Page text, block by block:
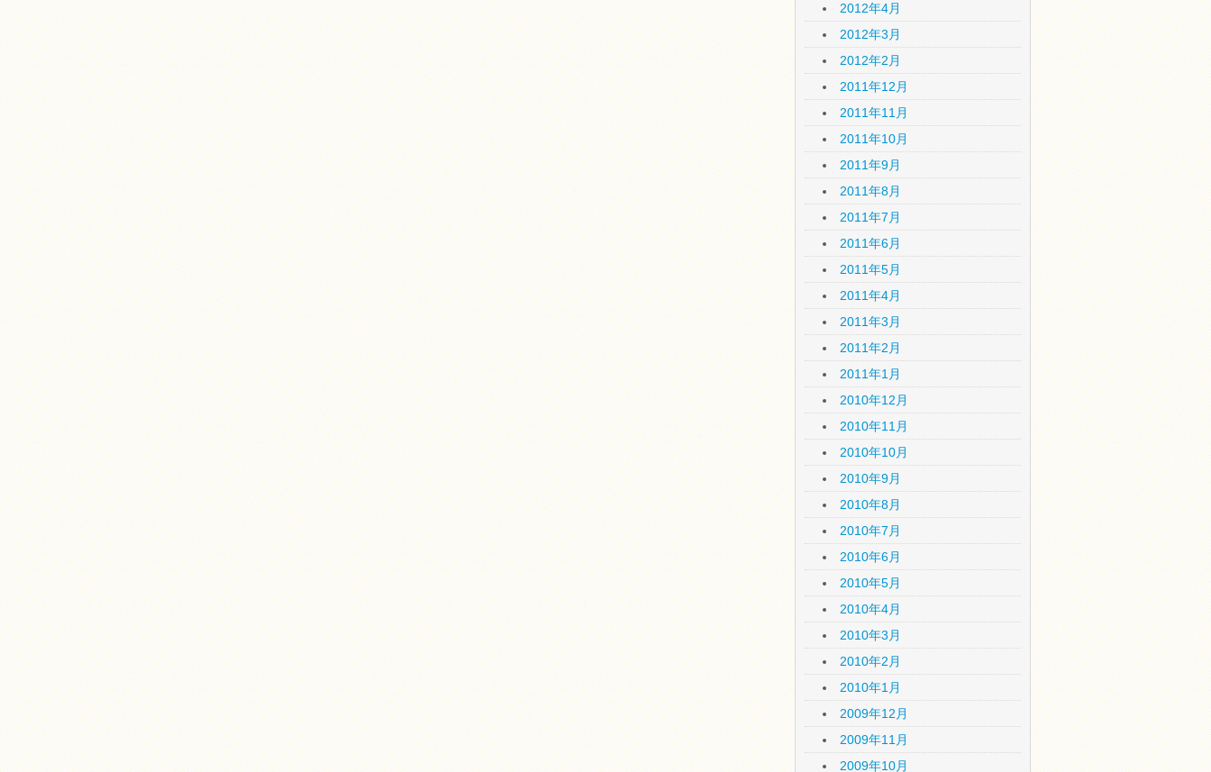
2012年4月
2012年3月
2012年2月
2011年12月
2011年11月
2011年10月
2011年9月
2011年8月
2011年7月
2011年6月
2011年5月
2011年4月
2011年3月
2011年2月
2011年1月
2010年12月
2010年11月
2010年10月
2010年9月
2010年8月
2010年7月
2010年6月
2010年5月
2010年4月
2010年3月
2010年2月
2010年1月
2009年12月
2009年11月
2009年10月